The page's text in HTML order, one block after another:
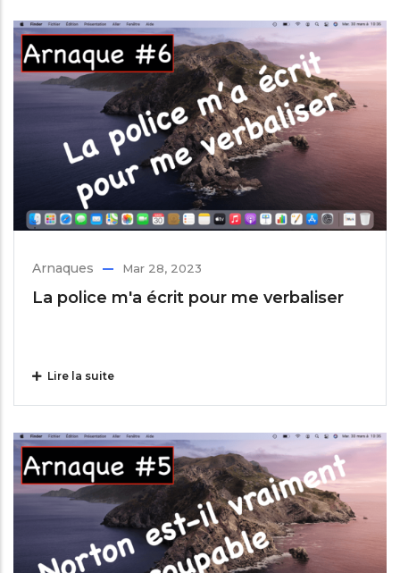
Arnaques Mar 28, 2023
La police m'a écrit pour me verbaliser
Lire la suite